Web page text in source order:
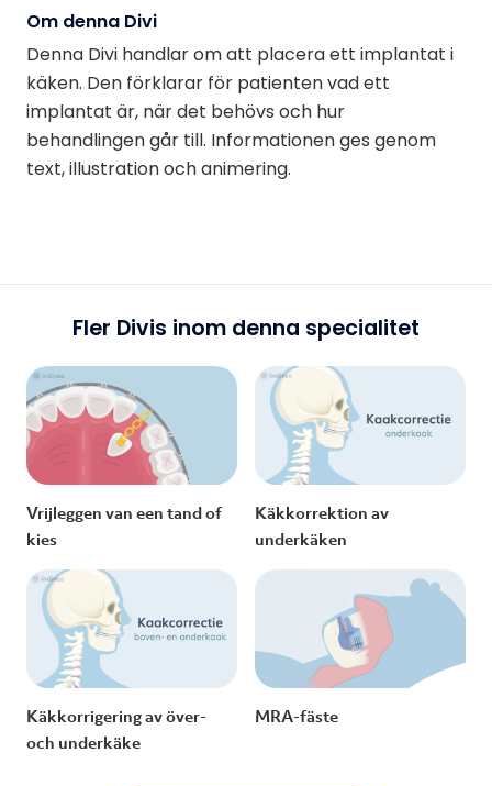
Om denna Divi
Denna Divi handlar om att placera ett implantat i
käken. Den förklarar för patienten vad ett
implantat är, när det behövs och hur
behandlingen går till. Informationen ges genom
text, illustration och animering.
Fler Divis inom denna specialitet
Vrijleggen van een tand of
kies
Käkkorrektion av
underkäken
Käkkorrigering av över-
och underkäke
MRA-fäste